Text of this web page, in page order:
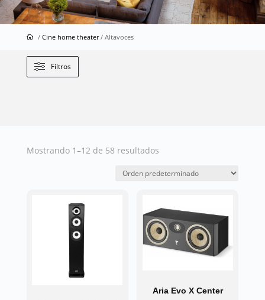
/ Cine home theater/ Altavoces
Filtros
Mostrando 1–12 de 58 resultados
Aria Evo X Center